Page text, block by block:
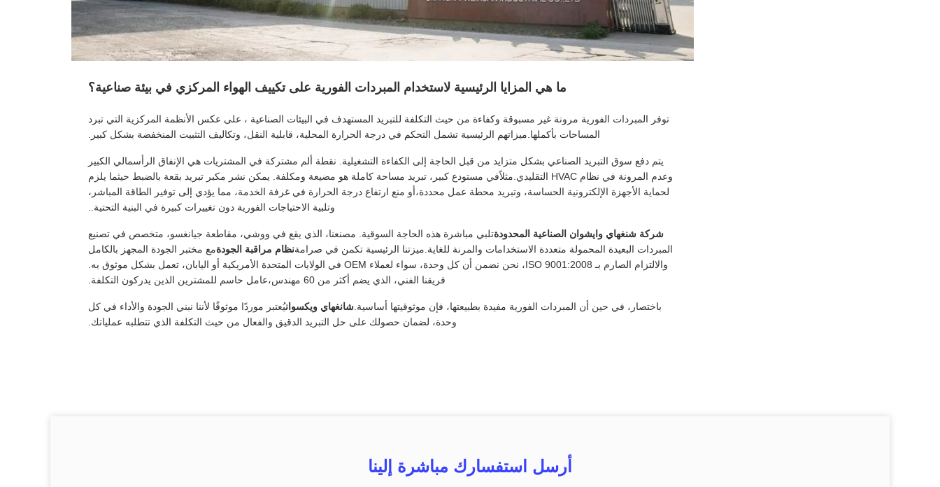
ما هي المزايا الرئيسية لاستخدام المبردات الفورية على تكييف الهواء المركزي في بيئة صناعية؟
توفر المبردات الفورية مرونة غير مسبوقة وكفاءة من حيث التكلفة للتبريد المستهدف في البيئات الصناعية ، على عكس الأنظمة المركزية التي تبرد
المساحات بأكملها.ميزاتهم الرئيسية تشمل التحكم في درجة الحرارة المحلية، قابلية النقل، وتكاليف التثبيت المنخفضة بشكل كبير.
يتم دفع سوق التبريد الصناعي بشكل متزايد من قبل الحاجة إلى الكفاءة التشغيلية. نقطة ألم مشتركة في المشتريات هي الإنفاق الرأسمالي الكبير
وعدم المرونة في نظام HVAC التقليدي.مثلاًفي مستودع كبير، تبريد مساحة كاملة هو مضيعة ومكلفة. يمكن نشر مكبر تبريد بقعة بالضبط حيثما يلزم
لحماية الأجهزة الإلكترونية الحساسة، وتبريد محطة عمل محددة،أو منع ارتفاع درجة الحرارة في غرفة الخدمة، مما يؤدي إلى توفير الطاقة المباشر،
وتلبية الاحتياجات الفورية دون تغييرات كبيرة في البنية التحتية..
شركة شنغهاي وايشوان الصناعية المحدودةتلبي مباشرة هذه الحاجة السوقية. مصنعنا، الذي يقع في ووشي، مقاطعة جيانغسو، متخصص في تصنيع
المبردات البعيدة المحمولة متعددة الاستخدامات والمرنة للغاية.ميزتنا الرئيسية تكمن في صرامةنظام مراقبة الجودةمع مختبر الجودة المجهز بالكامل
والالتزام الصارم بـ ISO 9001:2008، نحن نضمن أن كل وحدة، سواء لعملاء OEM في الولايات المتحدة الأمريكية أو اليابان، تعمل بشكل موثوق به.
فريقنا الفني، الذي يضم أكثر من 60 مهندس،عامل حاسم للمشترين الذين يدركون التكلفة.
باختصار، في حين أن المبردات الفورية مفيدة بطبيعتها، فإن موثوقيتها أساسية. شانغهاي ويكسوانيُعتبر موردًا موثوقًا لأننا نبني الجودة والأداء في كل
وحدة، لضمان حصولك على حل التبريد الدقيق والفعال من حيث التكلفة الذي تتطلبه عملياتك.
أرسل استفسارك مباشرة إلينا